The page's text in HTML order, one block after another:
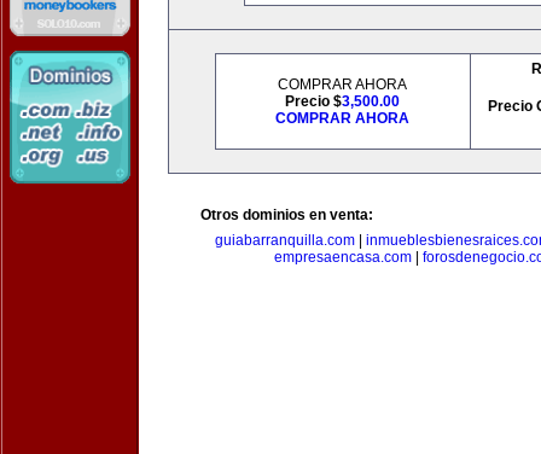
COMPRAR AHORA
Precio $3,500.00
COMPRAR AHORA
Precio
Otros dominios en venta:
guiabarranquilla.com|
empresaencasa.com|